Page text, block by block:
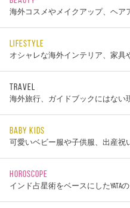
海外コスメやメイクアップ、ヘア
LIFESTYLE
オシャレな海外インテリア、家具
TRAVEL
海外旅行、ガイドブックにはない
BABY KIDS
可愛いベビー服や子供服、出産祝
HOROSCOPE
インド占星術をベースにしたYATA